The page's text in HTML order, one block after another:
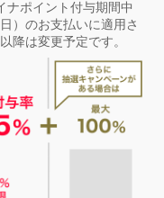
ナポイント付与期間中
）のお支払いに適用さ
降は変更予定です。